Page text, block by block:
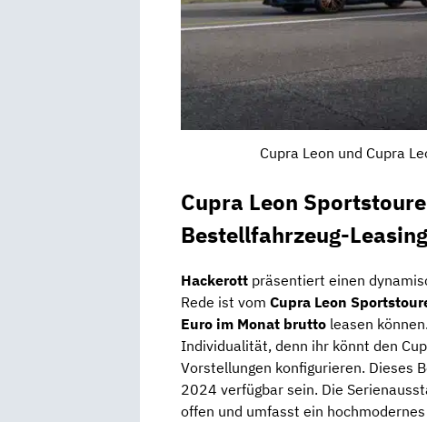
Cupra Leon und Cupra
Cupra Leon
Bestellfahrzeug-
Hackerott präsentiert einen
Rede ist vom Cupra Leon
Euro im Monat brutto leasen
Individualität, denn ihr könnt den
Vorstellungen konfigurieren. Dieses
2024 verfügbar sein. Die
offen und umfasst ein hochmodernes